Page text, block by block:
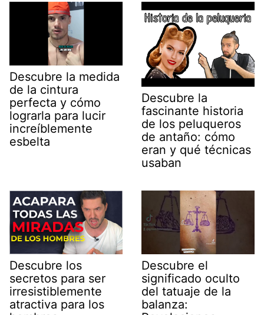
Descubre la medida
de la cintura
perfecta y cómo
lograrla para lucir
increíblemente
esbelta
Descubre la
fascinante historia
de los peluqueros
de antaño: cómo
eran y qué técnicas
usaban
Descubre los
secretos para ser
irresistiblemente
atractiva para los
Descubre el
significado oculto
del tatuaje de la
balanza: